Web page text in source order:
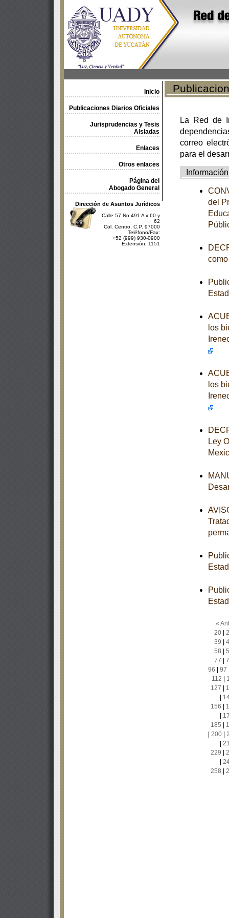
Inicio
Publicaciones Diarios Oficiales
Jurisprudencias y Tesis
Aisladas
Enlaces
Otros enlaces
Página del
Abogado General
Dirección de Asuntos Jurídicos
Calle 57 No 491 A x 60 y
62
Col. Centro, C.P. 97000
Teléfono/Fax:
+52 (999) 930-0900
Extensión: 1151
La Red de
correo
para el
Información
del
los
los
Ley
«
20|
39
58
77
96
97
112
127
156
185
200|
229
258